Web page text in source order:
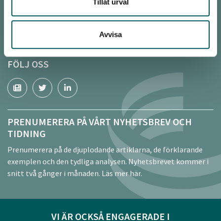
Tillåt urval
Avvisa
www.sverigesorterar.se
www.biogodsel.se
FÖLJ OSS
PRENUMERERA PÅ VÅRT NYHETSBREV OCH
TIDNING
Prenumerera på de djuplodande artiklarna, de förklarande
exemplen och den tydliga analysen. Nyhetsbrevet kommer i
snitt två gånger i månaden. Läs mer här.
VI ÄR OCKSÅ ENGAGERADE I